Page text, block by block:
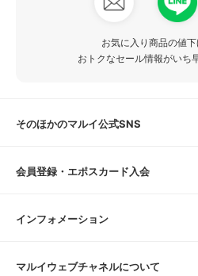
お気に入り商品の値
おトクなセール情報がいち
そのほかのマルイ公式SNS
会員登録・エポスカード入会
インフォメーション
マルイウェブチャネルについて